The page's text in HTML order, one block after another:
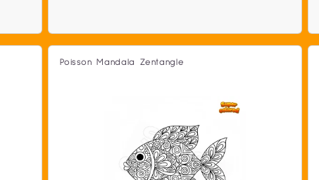
Poisson Mandala Zentangle